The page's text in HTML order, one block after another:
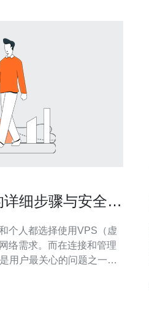
细步骤与安全建
个人都选择使用VPS（虚
络需求。而在连接和管理
用户最关心的问题之一。
便宜的解决方案，轻松管